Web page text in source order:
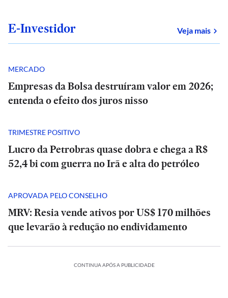
E-Investidor Veja mais
MERCADO
Empresas da Bolsa destruíram valor em 2026;
entenda o efeito dos juros nisso
TRIMESTRE POSITIVO
Lucro da Petrobras quase dobra e chega a R$
52,4 bi com guerra no Irã e alta do petróleo
APROVADA PELO CONSELHO
MRV: Resia vende ativos por US$ 170 milhões
que levarão à redução no endividamento
CONTINUA APÓS A PUBLICIDADE